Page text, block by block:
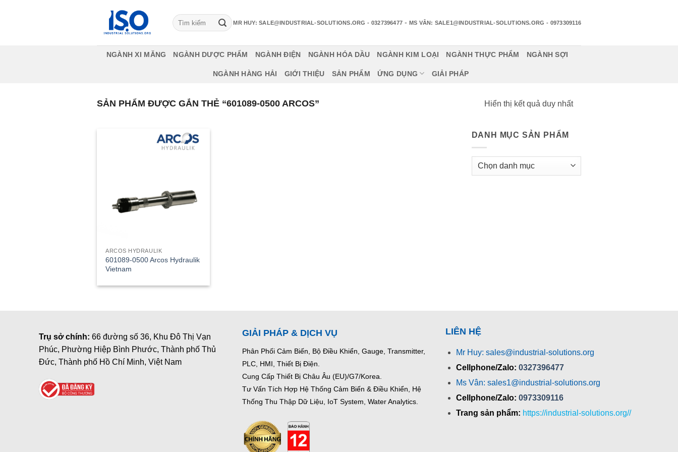
Tìm
kiếm:
MR HUY: SALE@INDUSTRIAL-SOLUTIONS.ORG - 0327396477 -MS VÂN: SALE1@INDUSTRIAL-SOLUTIONS.ORG - 0973309116
NGÀNH XI MĂNG NGÀNH DƯỢC PHẨM NGÀNH ĐIỆN NGÀNH HÓA DẦU NGÀNH KIM LOẠI NGÀNH THỰC PHẨM NGÀNH SỢI
NGÀNH HÀNG HẢI GIỚI THIỆU SẢN PHẨM ỨNG DỤNG GIẢI PHÁP
SẢN PHẨM ĐƯỢC GẮN THẺ “601089-0500 ARCOS” Hiển thị kết quả duy nhất
ARCOS HYDRAULIK
601089-0500 Arcos Hydraulik
Vietnam
DANH MỤC SẢN PHẨM
Trụ sở chính: 66 đường số 36, Khu Đô Thị Vạn
Phúc, Phường Hiệp Bình Phước, Thành phố Thủ
Đức, Thành phố Hồ Chí Minh, Việt Nam
GIẢI PHÁP & DỊCH VỤ
Phân Phối Cảm Biến, Bộ Điều Khiển, Gauge, Transmitter,
PLC, HMI, Thiết Bị Điện.
Cung Cấp Thiết Bị Châu Âu (EU)/G7/Korea.
Tư Vấn Tích Hợp Hệ Thống Cảm Biến & Điều Khiển, Hệ
Thống Thu Thập Dữ Liệu, IoT System, Water Analytics.
LIÊN HỆ
Mr Huy: sales@industrial-solutions.org
Cellphone/Zalo: 0327396477
Ms Vân: sales1@industrial-solutions.org
Cellphone/Zalo: 0973309116
Trang sản phẩm: https://industrial-solutions.org//